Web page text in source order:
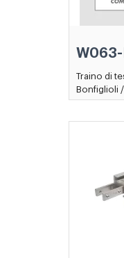
W063-
Traino di
Bonfiglioli